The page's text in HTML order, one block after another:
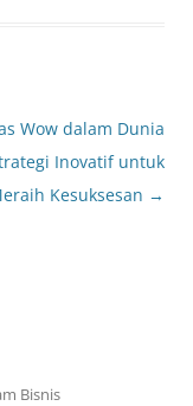
Wow dalam Dunia
Inovatif untuk
Kesuksesan →
Bisnis